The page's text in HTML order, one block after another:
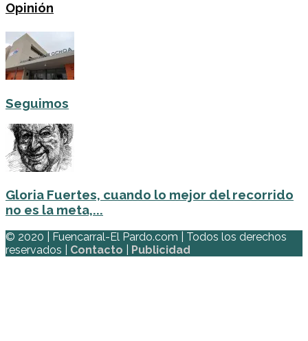
Opinión
Seguimos
Gloria Fuertes, cuando lo mejor del recorrido
no es la meta,...
© 2020 | Fuencarral-El Pardo.com | Todos los derechos
reservados | Contacto Publicidad